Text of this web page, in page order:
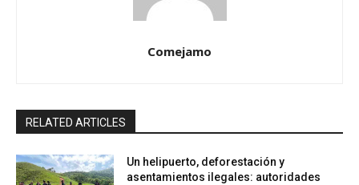
Comejamo
RELATED ARTICLES
Un helipuerto, deforestación y
asentamientos ilegales: autoridades